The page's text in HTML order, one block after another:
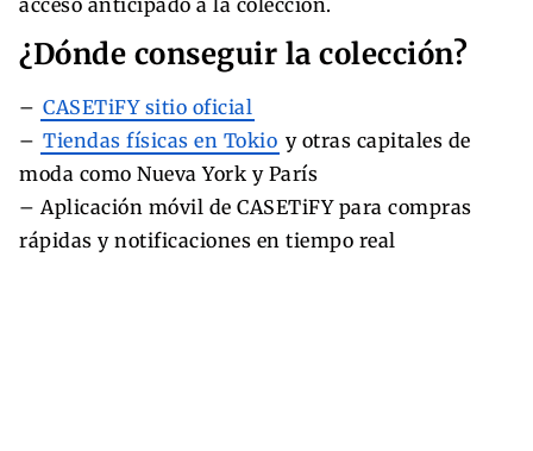
¿Dónde conseguir la colección?
– CASETiFY sitio oficial
– Tiendas físicas en Tokio y otras capitales de
moda como Nueva York y París
– Aplicación móvil de CASETiFY para compras
rápidas y notificaciones en tiempo real